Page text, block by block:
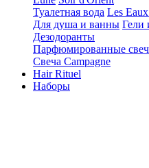
Туалетная вода Les
Для душа и ванны Гели
Дезодоранты
Парфюмированные
Свеча Campagne
Hair Rituel
Наборы